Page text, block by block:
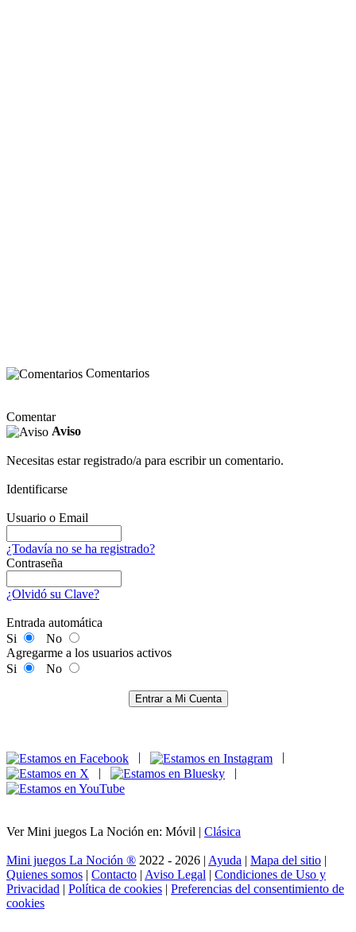
Comentarios
Comentar
Aviso
Necesitas estar registrado/a para escribir un comentario.
Identificarse
Usuario o Email
¿Todavía no se ha registrado?
Contraseña
¿Olvidó su Clave?
Entrada automática
Si
No
Agregarme a los usuarios activos
Si
No
Entrar a Mi Cuenta
|
|
|
|
Ver Mini juegos La Noción en: Móvil | Clásica
Mini juegos La Noción ® 2022 - 2026 | Ayuda | Mapa del sitio |
Quienes somos | Contacto | Aviso Legal | Condiciones de Uso y
Privacidad | Política de cookies | Preferencias del consentimiento de
cookies